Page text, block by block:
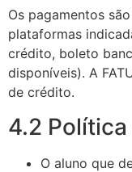
Os pagamentos
plataformas
crédito, boleto
disponíveis). A
de crédito.
4.2
O aluno que